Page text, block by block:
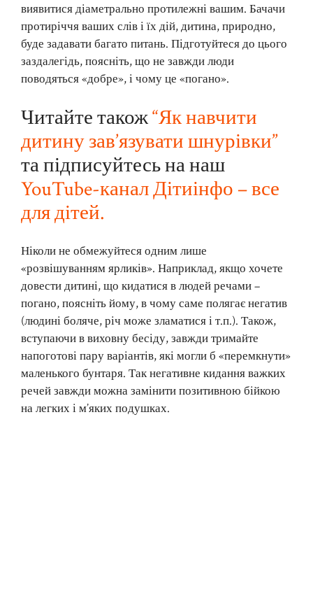
виявитися діаметрально протилежні вашим. Бачачи
протиріччя ваших слів і їх дій, дитина, природно,
буде задавати багато питань. Підготуйтеся до цього
заздалегідь, поясніть, що не завжди люди
поводяться «добре», і чому це «погано».
Читайте також“Як навчити
дитину зав’язувати шнурівки”
та підписуйтесь на наш
YouTube-канал Дітиінфо – все
для дітей.
Ніколи не обмежуйтеся одним лише
«розвішуванням ярликів». Наприклад, якщо хочете
довести дитині, що кидатися в людей речами –
погано, поясніть йому, в чому саме полягає негатив
(людині боляче, річ може зламатися і т.п.). Також,
вступаючи в виховну бесіду, завжди тримайте
напоготові пару варіантів, які могли б «перемкнути»
маленького бунтаря. Так негативне кидання важких
речей завжди можна замінити позитивною бійкою
на легких і м’яких подушках.